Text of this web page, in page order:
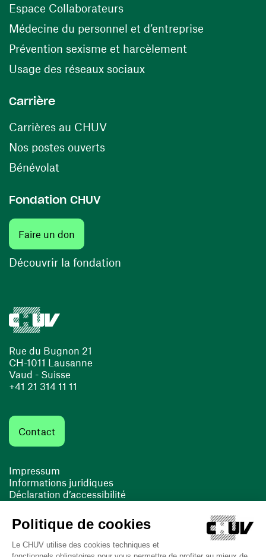
Rue du Bugnon 21
CH-1011 Lausanne
Vaud - Suisse
+41 21 314 11 11
Contact
Impressum
Informations juridiques
Déclaration d’accessibilité
Cookies
Espace Collaborateurs(ouvre une nouvelle fenêtre)
Médecine du personnel et d’entreprise
Prévention sexisme et harcèlement
Usage des réseaux sociaux(ouvre une nouvelle
Carrière
Carrières au CHUV(ouvre une nouvelle fenêtre)
Nos postes ouverts(ouvre une nouvelle fenêtre)
Bénévolat
Fondation CHUV
Faire un don
Découvrir la fondation